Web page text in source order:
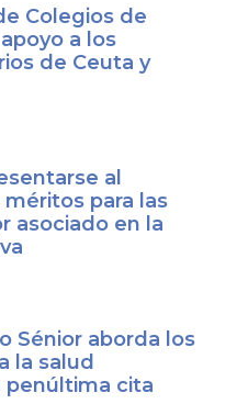
Colegios de
a los
de Ceuta y
al
para las
asociado en la
Sénior aborda los
la salud
penúltima cita